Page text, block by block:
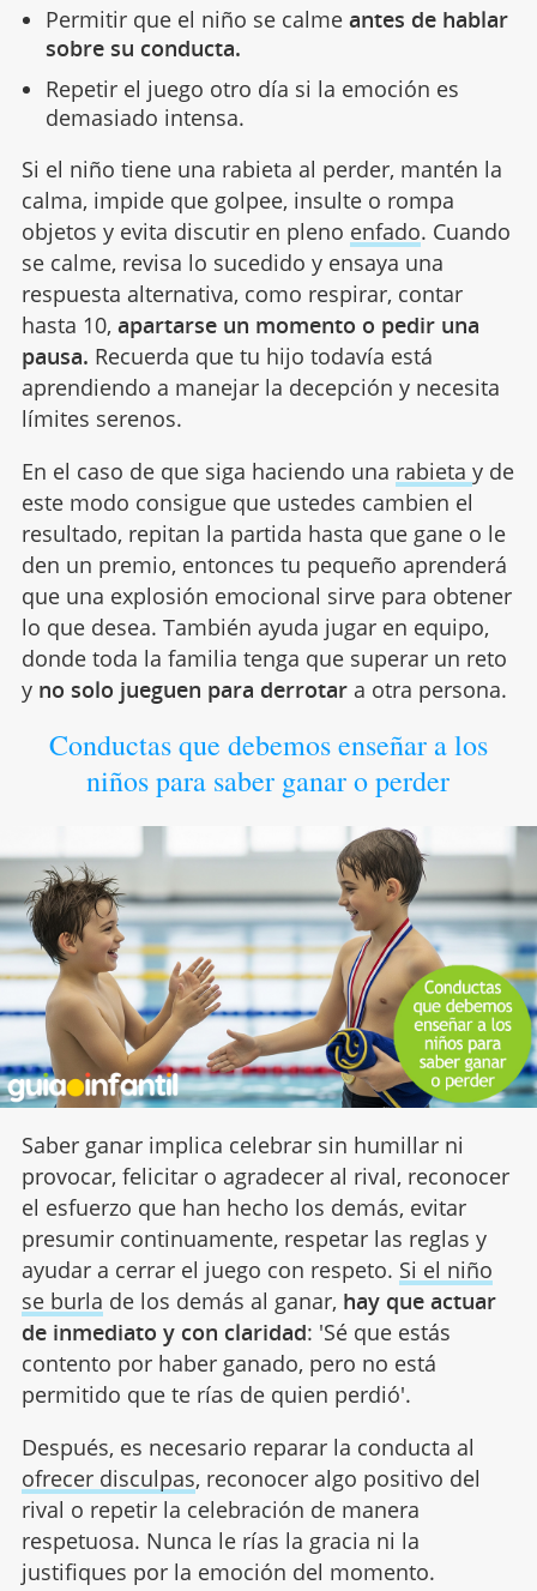
Permitir que el niño se calme antes de hablar
sobre su conducta.
Repetir el juego otro día si la emoción es
demasiado intensa.
Si el niño tiene una rabieta al perder, mantén la
calma, impide que golpee, insulte o rompa
objetos y evita discutir en pleno enfado. Cuando
se calme, revisa lo sucedido y ensaya una
respuesta alternativa, como respirar, contar
hasta 10, apartarse un momento o pedir una
pausa. Recuerda que tu hijo todavía está
aprendiendo a manejar la decepción y necesita
límites serenos.
En el caso de que siga haciendo una rabieta y de
este modo consigue que ustedes cambien el
resultado, repitan la partida hasta que gane o le
den un premio, entonces tu pequeño aprenderá
que una explosión emocional sirve para obtener
lo que desea. También ayuda jugar en equipo,
donde toda la familia tenga que superar un reto
y no solo jueguen para derrotara otra persona.
Conductas que debemos enseñar a los
niños para saber ganar o perder
Saber ganar implica celebrar sin humillar ni
provocar, felicitar o agradecer al rival, reconocer
el esfuerzo que han hecho los demás, evitar
presumir continuamente, respetar las reglas y
ayudar a cerrar el juego con respeto. Si el niño
se burla de los demás al ganar, hay que actuar
de inmediato y con claridad: 'Sé que estás
contento por haber ganado, pero no está
permitido que te rías de quien perdió'.
Después, es necesario reparar la conducta al
ofrecer disculpas, reconocer algo positivo del
rival o repetir la celebración de manera
respetuosa. Nunca le rías la gracia ni la
justifiques por la emoción del momento.